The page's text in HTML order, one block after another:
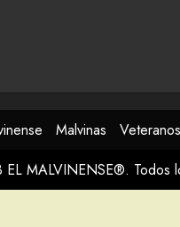
Malvinas Veteranos
MALVINENSE®. Todos